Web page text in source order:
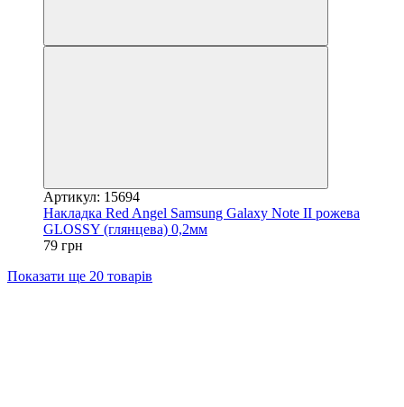
Артикул: 15694
Накладка Red Angel Samsung Galaxy Note II рожева
GLOSSY (глянцева) 0,2мм
79 грн
Показати ще 20 товарів